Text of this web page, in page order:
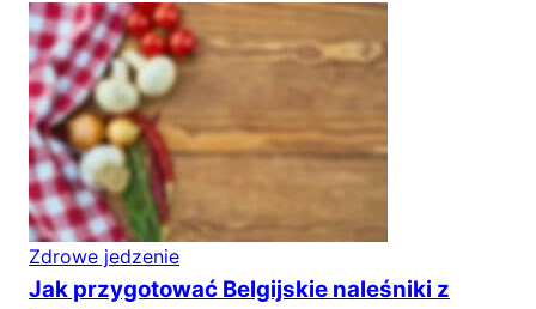
Zdrowe jedzenie
Jak przygotować Belgijskie naleśniki z